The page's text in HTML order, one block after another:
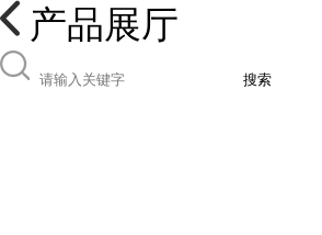
产品展厅
搜索